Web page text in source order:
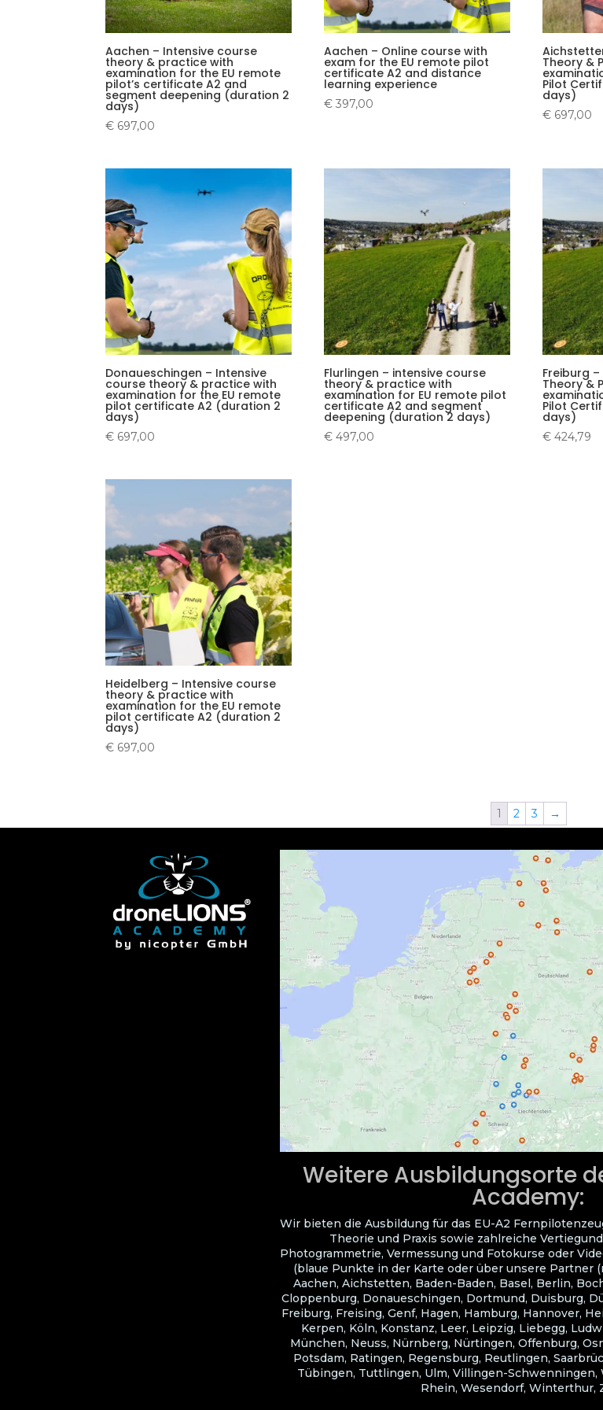
Aachen – Intensive course
theory & practice with
examination for the EU remote
pilot’s certificate A2 and
segment deepening (duration 2
days)
€ 697,00
Aachen – Online course with
exam for the EU remote pilot
certificate A2 and distance
learning experience
€ 397,00
Theory &
Pilot
days)
€ 697,00
Donaueschingen – Intensive
course theory & practice with
examination for the EU remote
pilot certificate A2 (duration 2
days)
€ 697,00
Flurlingen – intensive course
theory & practice with
examination for EU remote pilot
certificate A2 and segment
deepening (duration 2 days)
€ 497,00
Freiburg
Theory &
Pilot
days)
€ 424,79
Heidelberg – Intensive course
theory & practice with
examination for the EU remote
pilot certificate A2 (duration 2
days)
€ 697,00
1 2 3 →
Weitere Ausbildungsorte
Academy:
Wir bieten die Ausbildung für das EU-A2
Theorie und Praxis sowie zahlreiche
Photogrammetrie, Vermessung und Fotokurse oder
(blaue Punkte in der Karte oder über unsere Partner
Aachen, Aichstetten, Baden-Baden, Basel, Berlin,
Cloppenburg, Donaueschingen, Dortmund, Duisburg,
Freiburg, Freising, Genf, Hagen, Hamburg, Hannover,
Kerpen, Köln, Konstanz, Leer, Leipzig, Liebegg,
München, Neuss, Nürnberg, Nürtingen, Offenburg,
Potsdam, Ratingen, Regensburg, Reutlingen,
Tübingen, Tuttlingen, Ulm, Villingen-Schwenningen,
Rhein, Wesendorf, Winterthur,